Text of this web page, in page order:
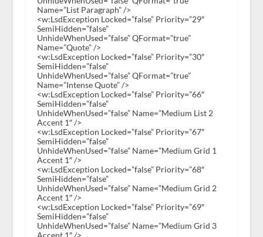
Name=”List Paragraph” />
<w:LsdException Locked=”false” Priority=”29″
SemiHidden=”false”
UnhideWhenUsed=”false” QFormat=”true”
Name=”Quote” />
<w:LsdException Locked=”false” Priority=”30″
SemiHidden=”false”
UnhideWhenUsed=”false” QFormat=”true”
Name=”Intense Quote” />
<w:LsdException Locked=”false” Priority=”66″
SemiHidden=”false”
UnhideWhenUsed=”false” Name=”Medium List 2
Accent 1″ />
<w:LsdException Locked=”false” Priority=”67″
SemiHidden=”false”
UnhideWhenUsed=”false” Name=”Medium Grid 1
Accent 1″ />
<w:LsdException Locked=”false” Priority=”68″
SemiHidden=”false”
UnhideWhenUsed=”false” Name=”Medium Grid 2
Accent 1″ />
<w:LsdException Locked=”false” Priority=”69″
SemiHidden=”false”
UnhideWhenUsed=”false” Name=”Medium Grid 3